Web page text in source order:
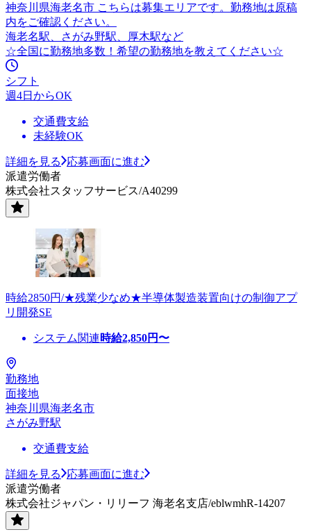
神奈川県海老名市 こちらは募集エリアです。勤務地は原稿
内をご確認ください。
海老名駅、さがみ野駅、厚木駅など
☆全国に勤務地多数！希望の勤務地を教えてください☆
シフト
週4日からOK
交通費支給
未経験OK
詳細を見る
応募画面に進む
派遣労働者
株式会社スタッフサービス/A40299
時給2850円/★残業少なめ★半導体製造装置向けの制御アプ
リ開発SE
システム関連時給2,850円〜
勤務地
面接地
神奈川県海老名市
さがみ野駅
交通費支給
詳細を見る
応募画面に進む
派遣労働者
株式会社ジャパン・リリーフ 海老名支店/eblwmhR-14207